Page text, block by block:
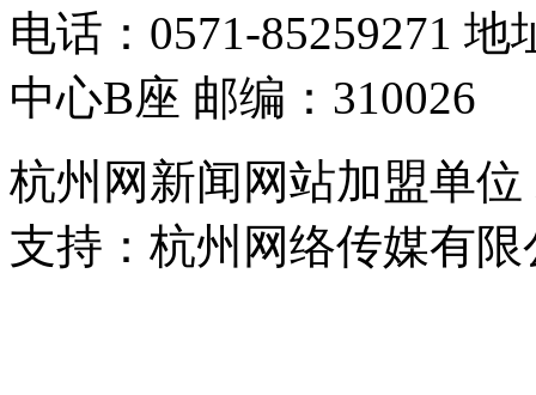
电话：0571-85259271
中心B座 邮编：310026
杭州网新闻网站加盟单
支持：杭州网络传媒有限